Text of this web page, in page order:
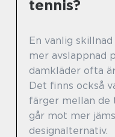
tennis?
En vanlig
mer avslappnad
damkläder ofta
Det finns också
färger mellan de
går mot mer
designalternativ.